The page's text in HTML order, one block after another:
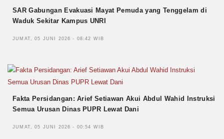
SAR Gabungan Evakuasi Mayat Pemuda yang Tenggelam di
Waduk Sekitar Kampus UNRI
JUMAT, 05 JUNI 2026 - 08:42 WIB
Fakta Persidangan: Arief Setiawan Akui Abdul Wahid Instruksi
Semua Urusan Dinas PUPR Lewat Dani
JUMAT, 05 JUNI 2026 - 00:54 WIB